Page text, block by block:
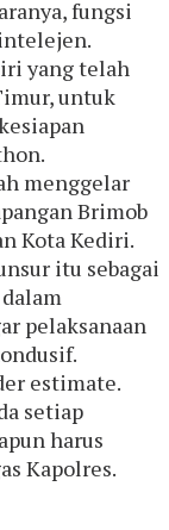
fungsi
yang telah
untuk
menggelar
Brimob
Kota Kediri.
itu sebagai
pelaksanaan
estimate.
setiap
harus
Kapolres.